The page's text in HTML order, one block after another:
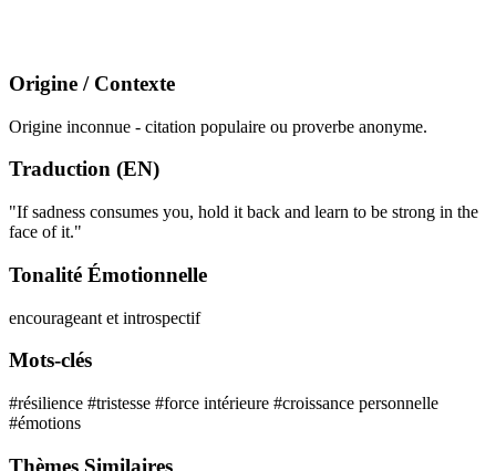
Origine / Contexte
Origine inconnue - citation populaire ou proverbe anonyme.
Traduction (EN)
"If sadness consumes you, hold it back and learn to be strong in the
face of it."
Tonalité Émotionnelle
encourageant et introspectif
Mots-clés
#résilience #tristesse #force intérieure #croissance personnelle
#émotions
Thèmes Similaires